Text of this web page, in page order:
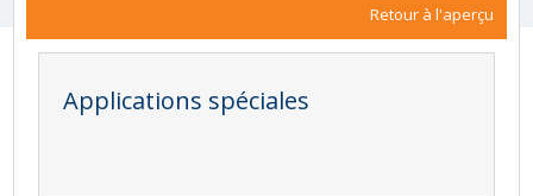
Retour à l'aperçu
Applications spéciales